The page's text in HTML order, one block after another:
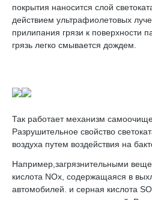
покрытия наносится слой
действием ультрафиолетовых
прилипания грязи к поверхности
грязь легко смывается дождем.
Так работает механизм
Разрушительное свойство
воздуха путем воздействия на
Например,загрязнительными
кислота NOx, содержащаяся в
автомобилей. и серная кислота